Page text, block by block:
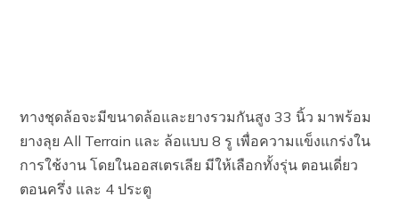
ทางชุดล้อจะมีขนาดล้อและยางรวมกันสูง 33 นิ้ว มาพร้อม
ยางลุย All Terrain และ ล้อแบบ 8 รู เพื่อความแข็งแกร่งใน
การใช้งาน โดยในออสเตรเลีย มีให้เลือกทั้งรุ่น ตอนเดี่ยว
ตอนครึ่ง และ 4 ประตู